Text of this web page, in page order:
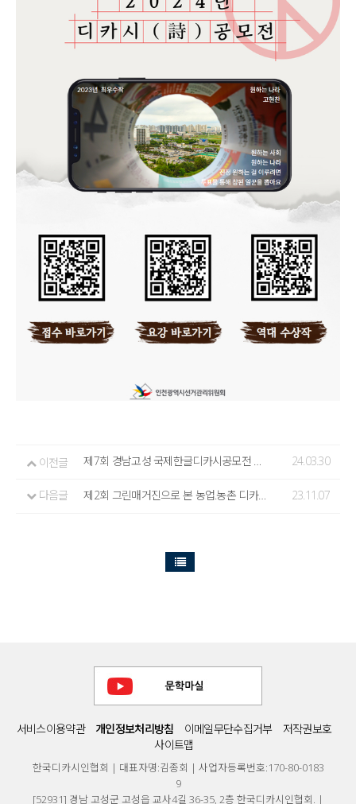
이전글 제7회 경남고성 국제한글디카시공모전 안내 24.03.30
다음글 제2회 그린매거진으로 본 농업.농촌 디카시 국민공모전 안내 23.11.07
서비스이용약관 개인정보처리방침 이메일무단수집거부
저작권보호
사이트맵
한국디카시인협회 | 대표자명:김종회 | 사업자등록번호:170-80-0183
9
[52931] 경남 고성군 고성읍 교사4길 36-35, 2층 한국디카시인협회. |